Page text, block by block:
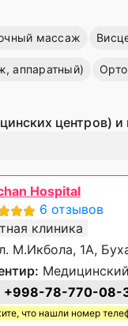
массаж
аппаратный)
центров) и
Hospital
6 отзывов
клиника
М.Икбола, 1А,
+998-78-770-08-
что нашли номер